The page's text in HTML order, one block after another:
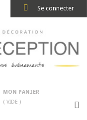
Se connecter
MON PANIER
( VIDE )